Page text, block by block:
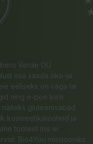
Verde OÜ
osa saada öko-ja
eeliseks on väga lai
ning e-poe kiire
gluteenivabad
kosmeetikatooteid ja
tooteid mis ei
Bio4You missiooniks